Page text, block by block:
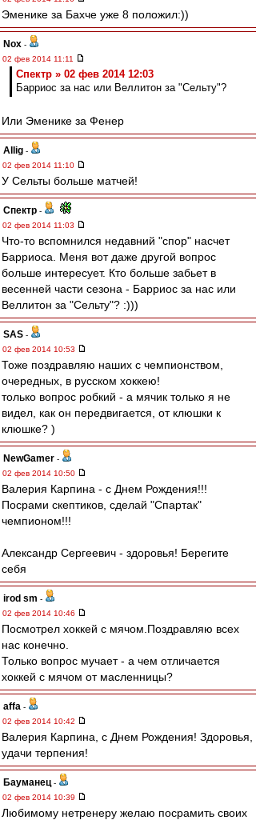
Эменике за Бахче уже 8 положил:))
Nox -
02 фев 2014 11:11
Спектр » 02 фев 2014 12:03
Барриос за нас или Веллитон за "Сельту"?
Или Эменике за Фенер
Allig -
02 фев 2014 11:10
У Сельты больше матчей!
Спектр -
02 фев 2014 11:03
Что-то вспомнился недавний "спор" насчет
Барриоса. Меня вот даже другой вопрос
больше интересует. Кто больше забьет в
весенней части сезона - Барриос за нас или
Веллитон за "Сельту"? :)))
SAS -
02 фев 2014 10:53
Тоже поздравляю наших с чемпионством,
очередных, в русском хоккею!
только вопрос робкий - а мячик только я не
видел, как он передвигается, от клюшки к
клюшке? )
NewGamer -
02 фев 2014 10:50
Валерия Карпина - с Днем Рождения!!!
Посрами скептиков, сделай "Спартак"
чемпионом!!!
Александр Сергеевич - здоровья! Берегите
себя
irod sm -
02 фев 2014 10:46
Посмотрел хоккей с мячом.Поздравляю всех
нас конечно.
Только вопрос мучает - а чем отличается
хоккей с мячом от масленницы?
affa -
02 фев 2014 10:42
Валерия Карпина, с Днем Рождения! Здоровья,
удачи терпения!
Бауманец -
02 фев 2014 10:39
Любимому нетренеру желаю посрамить своих